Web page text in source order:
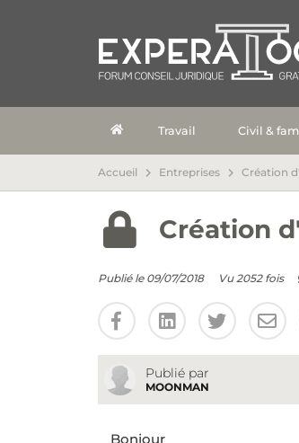
Travail Civil &
Accueil Entreprises Création
Création
Publié le 09/07/2018 Vu 2052 fois
Publié par
MOONMAN
Bonjour